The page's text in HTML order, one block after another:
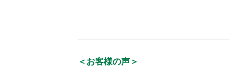
＜お客様の声＞